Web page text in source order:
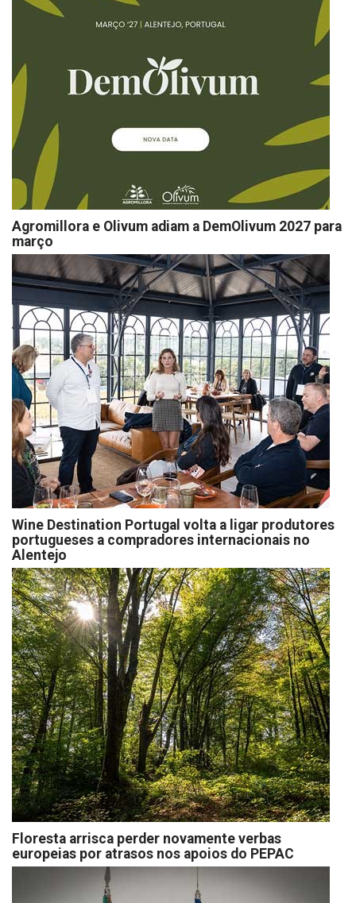
Agromillora e Olivum adiam a DemOlivum 2027 para
março
Wine Destination Portugal volta a ligar produtores
portugueses a compradores internacionais no
Alentejo
Floresta arrisca perder novamente verbas
europeias por atrasos nos apoios do PEPAC